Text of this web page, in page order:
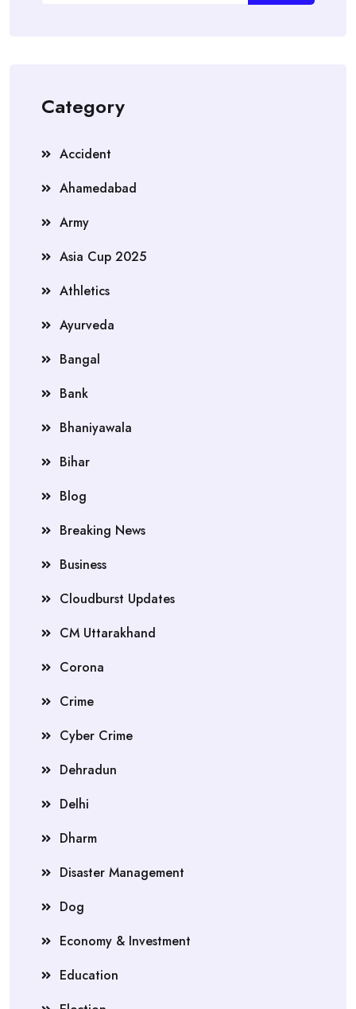
Category
Accident
Ahamedabad
Army
Asia Cup 2025
Athletics
Ayurveda
Bangal
Bank
Bhaniyawala
Bihar
Blog
Breaking News
Business
Cloudburst Updates
CM Uttarakhand
Corona
Crime
Cyber Crime
Dehradun
Delhi
Dharm
Disaster Management
Dog
Economy & Investment
Education